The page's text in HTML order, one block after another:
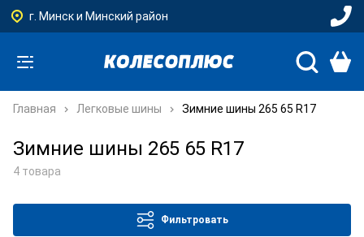
г. Минск и Минский район
Главная Легковые шины Зимние шины 265 65 R17
Зимние шины 265 65 R17
4 товара
Фильтровать